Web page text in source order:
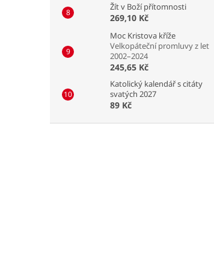
Žít v Boží přítomnosti
269,10 Kč
Moc Kristova kříže
Velkopáteční promluvy z let
2002–2024
245,65 Kč
Katolický kalendář s citáty
svatých 2027
89 Kč